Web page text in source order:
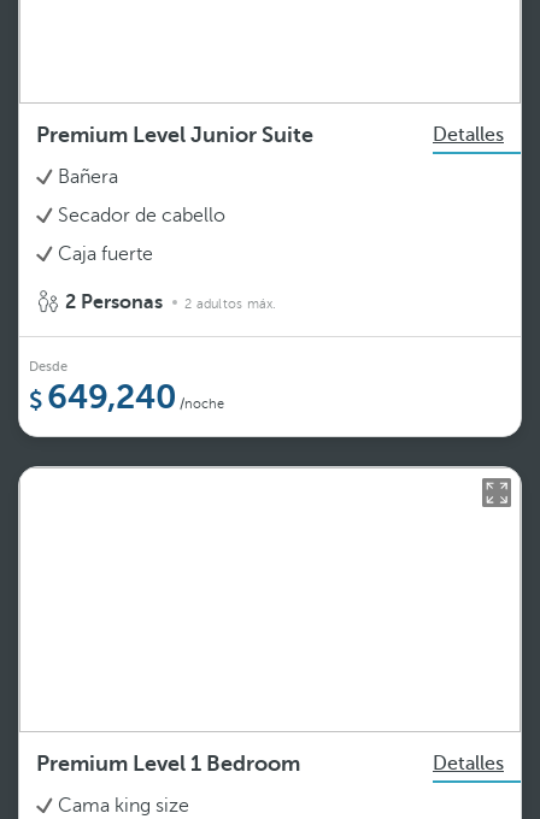
Premium Level Junior Suite
Detalles
Bañera
Secador de cabello
Caja fuerte
2 Personas 2 adultos máx.
Desde
649,240 /noche
Premium Level 1 Bedroom
Detalles
Cama king size